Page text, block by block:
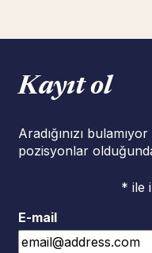
Kayıt ol
Aradığınızı
pozisyonlar
* ile
E-mail